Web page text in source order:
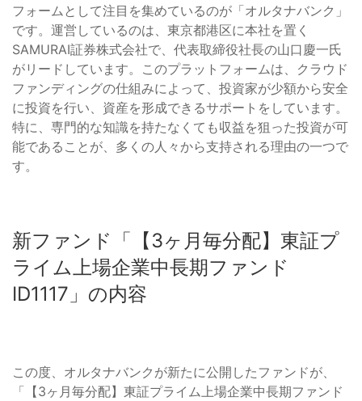
フォームとして注目を集めているのが「オルタナバンク」
です。運営しているのは、東京都港区に本社を置く
SAMURAI証券株式会社で、代表取締役社長の山口慶一氏
がリードしています。このプラットフォームは、クラウド
ファンディングの仕組みによって、投資家が少額から安全
に投資を行い、資産を形成できるサポートをしています。
特に、専門的な知識を持たなくても収益を狙った投資が可
能であることが、多くの人々から支持される理由の一つで
す。
新ファンド「【3ヶ月毎分配】東証プ
ライム上場企業中長期ファンド
ID1117」の内容
この度、オルタナバンクが新たに公開したファンドが、
「【3ヶ月毎分配】東証プライム上場企業中長期ファンド